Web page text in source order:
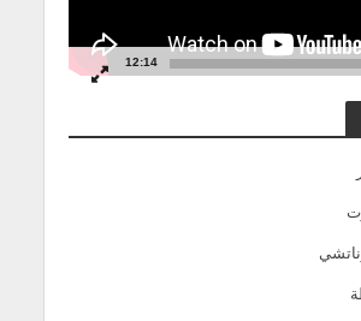
12:14